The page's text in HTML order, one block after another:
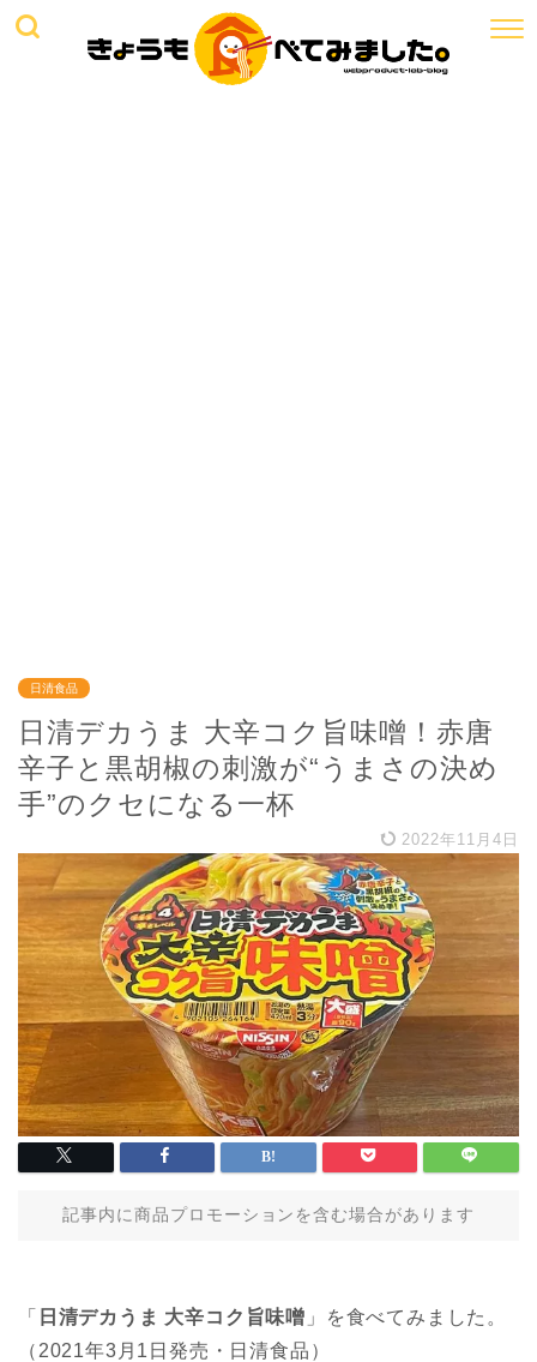
日清食品
日清デカうま 大辛コク旨味噌！赤唐
辛子と黒胡椒の刺激が“うまさの決め
手”のクセになる一杯
2022年11月4日
記事内に商品プロモーションを含む場合があります
「 日清デカうま 大辛コク旨味噌 」を食べてみました。
（2021年3月1日発売・日清食品）